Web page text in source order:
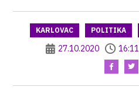
KARLOVAC POLITIKA
27.10.2020 16:11